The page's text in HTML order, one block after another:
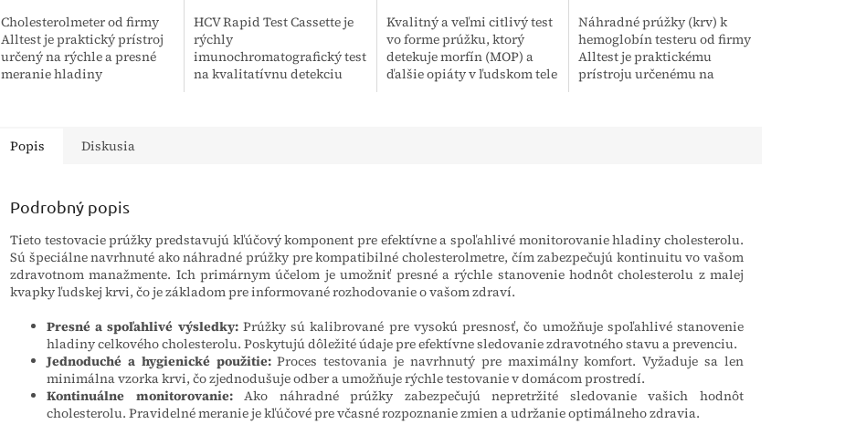
Cholesterolmeter od firmy
Alltest je praktický prístroj
určený na rýchle a presné
meranie hladiny
HCV Rapid Test Cassette je
rýchly
imunochromatografický test
na kvalitatívnu detekciu
Kvalitný a veľmi citlivý test
vo forme prúžku, ktorý
detekuje morfín (MOP) a
ďalšie opiáty v ľudskom tele
Náhradné prúžky (krv) k
hemoglobín testeru od firmy
Alltest je praktickému
prístroju určenému na
Popis Diskusia
Podrobný popis
Tieto testovacie prúžky predstavujú kľúčový komponent pre efektívne a spoľahlivé monitorovanie hladiny cholesterolu.
Sú špeciálne navrhnuté ako náhradné prúžky pre kompatibilné cholesterolmetre, čím zabezpečujú kontinuitu vo vašom
zdravotnom manažmente. Ich primárnym účelom je umožniť presné a rýchle stanovenie hodnôt cholesterolu z malej
kvapky ľudskej krvi, čo je základom pre informované rozhodovanie o vašom zdraví.
Presné a spoľahlivé výsledky:Prúžky sú kalibrované pre vysokú presnosť, čo umožňuje spoľahlivé stanovenie
hladiny celkového cholesterolu. Poskytujú dôležité údaje pre efektívne sledovanie zdravotného stavu a prevenciu.
Jednoduché a hygienické použitie:Proces testovania je navrhnutý pre maximálny komfort. Vyžaduje sa len
minimálna vzorka krvi, čo zjednodušuje odber a umožňuje rýchle testovanie v domácom prostredí.
Kontinuálne monitorovanie:Ako náhradné prúžky zabezpečujú nepretržité sledovanie vašich hodnôt
cholesterolu. Pravidelné meranie je kľúčové pre včasné rozpoznanie zmien a udržanie optimálneho zdravia.